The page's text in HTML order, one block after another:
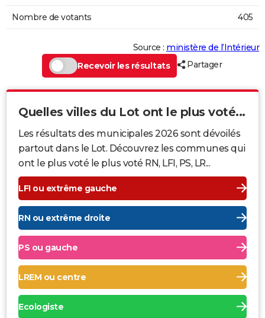
Nombre de votants 405
Source : ministère de l’Intérieur
Recevoir les résultats
Partager
Quelles villes du Lot ont le plus voté...
Les résultats des municipales 2026 sont dévoilés
partout dans le Lot. Découvrez les communes qui
ont le plus voté le plus voté RN, LFI, PS, LR...
LFI ou extrême gauche
RN ou extrême droite
PS ou gauche
LREM ou centre
Ecologiste